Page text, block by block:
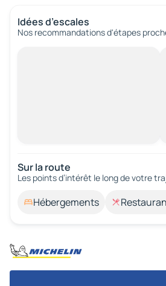
Idées d’escales
Nos recommandations d'étapes
Sur la route
Les points d’intérêt le long de votre
Hébergements